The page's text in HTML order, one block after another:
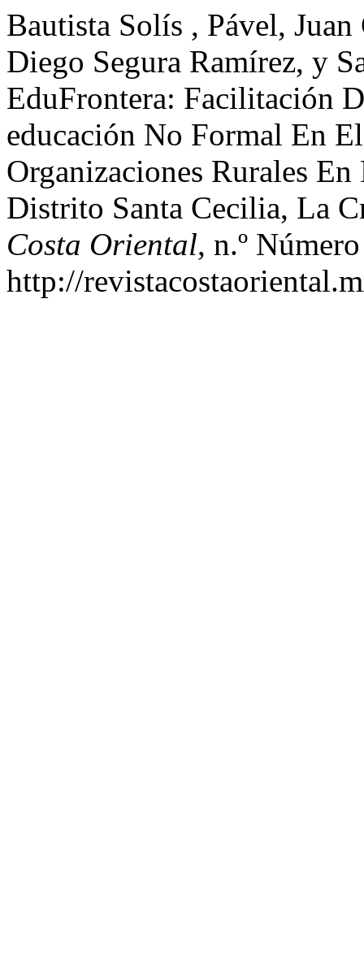
Bautista Solís , Pável,
Diego Segura Ramírez, y
EduFrontera: Facilitación
educación No Formal En
Organizaciones Rurales
Distrito Santa Cecilia, La
Costa Oriental, n.º
http://